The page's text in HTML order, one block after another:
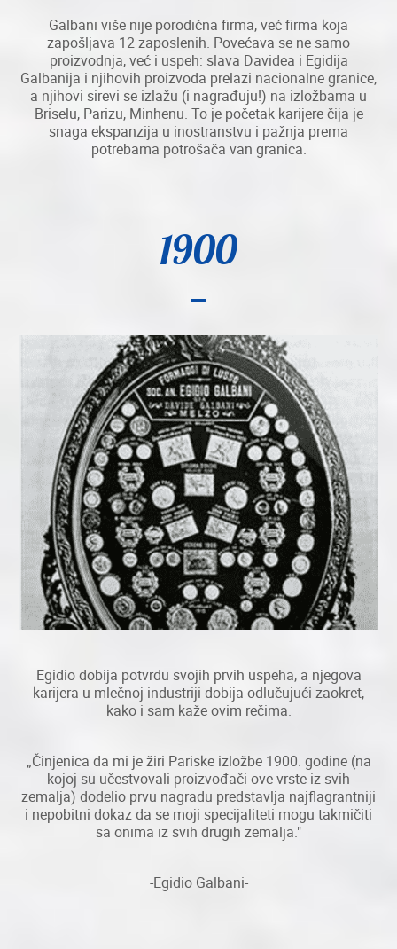
Galbani više nije porodična firma, već firma koja
zapošljava 12 zaposlenih. Povećava se ne samo
proizvodnja, već i uspeh: slava Davidea i Egidija
Galbanija i njihovih proizvoda prelazi nacionalne granice,
a njihovi sirevi se izlažu (i nagrađuju!) na izložbama u
Briselu, Parizu, Minhenu. To je početak karijere čija je
snaga ekspanzija u inostranstvu i pažnja prema
potrebama potrošača van granica.
1900
Egidio dobija potvrdu svojih prvih uspeha, a njegova
karijera u mlečnoj industriji dobija odlučujući zaokret,
kako i sam kaže ovim rečima.
„Činjenica da mi je žiri Pariske izložbe 1900. godine (na
kojoj su učestvovali proizvođači ove vrste iz svih
zemalja) dodelio prvu nagradu predstavlja najflagrantniji
i nepobitni dokaz da se moji specijaliteti mogu takmičiti
sa onima iz svih drugih zemalja."
-Egidio Galbani-